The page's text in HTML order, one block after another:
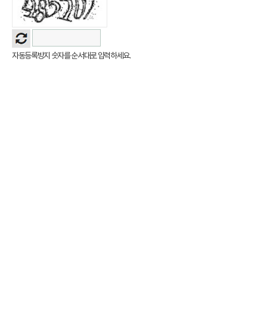
자동등록방지 숫자를 순서대로 입력하세요.